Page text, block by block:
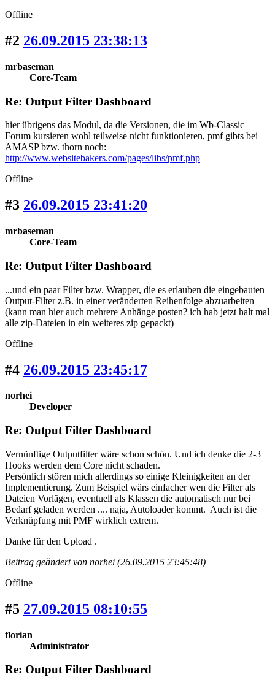
Offline
#2 26.09.2015 23:38:13
mrbaseman
Core-Team
Re: Output Filter Dashboard
hier übrigens das Modul, da die Versionen, die im Wb-Classic
Forum kursieren wohl teilweise nicht funktionieren, pmf gibts bei
AMASP bzw. thorn noch:
http://www.websitebakers.com/pages/libs/pmf.php
Offline
#3 26.09.2015 23:41:20
mrbaseman
Core-Team
Re: Output Filter Dashboard
...und ein paar Filter bzw. Wrapper, die es erlauben die eingebauten
Output-Filter z.B. in einer veränderten Reihenfolge abzuarbeiten
(kann man hier auch mehrere Anhänge posten? ich hab jetzt halt mal
alle zip-Dateien in ein weiteres zip gepackt)
Offline
#4 26.09.2015 23:45:17
norhei
Developer
Re: Output Filter Dashboard
Vernünftige Outputfilter wäre schon schön. Und ich denke die 2-3
Hooks werden dem Core nicht schaden.
Persönlich stören mich allerdings so einige Kleinigkeiten an der
Implementierung. Zum Beispiel wärs einfacher wen die Filter als
Dateien Vorlägen, eventuell als Klassen die automatisch nur bei
Bedarf geladen werden .... naja, Autoloader kommt. Auch ist die
Verknüpfung mit PMF wirklich extrem.
Danke für den Upload .
Beitrag geändert von norhei (26.09.2015 23:45:48)
Offline
#5 27.09.2015 08:10:55
florian
Administrator
Re: Output Filter Dashboard